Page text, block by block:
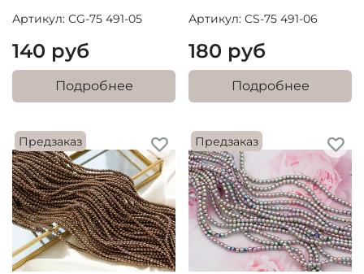
Артикул: CG-75 491-05
140 руб
Подробнее
Артикул: CS-75 491-06
180 руб
Подробнее
Предзаказ Предзаказ